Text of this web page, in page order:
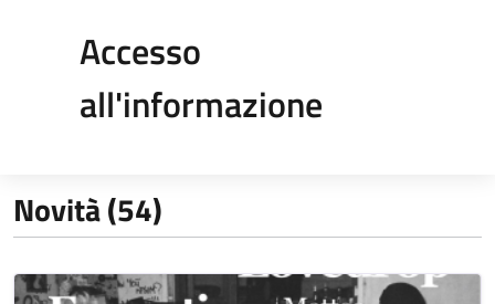
Accesso
all'informazione
Novità (54)